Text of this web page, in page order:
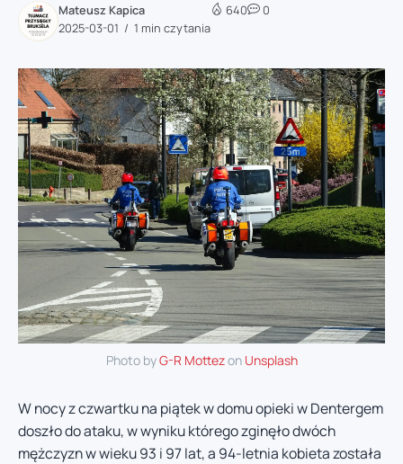
Mateusz Kapica
2025-03-01
1 min czytania
640 0
Photo byG-R Mottezon Unsplash
W nocy z czwartku na piątek w domu opieki w Dentergem
doszło do ataku, w wyniku którego zginęło dwóch
mężczyzn w wieku 93 i 97 lat, a 94-letnia kobieta została